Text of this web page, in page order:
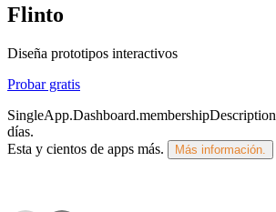
Flinto
Diseña prototipos interactivos
Probar gratis
SingleApp.Dashboard.membershipDescription
días.
Esta y cientos de apps más.
Más información.